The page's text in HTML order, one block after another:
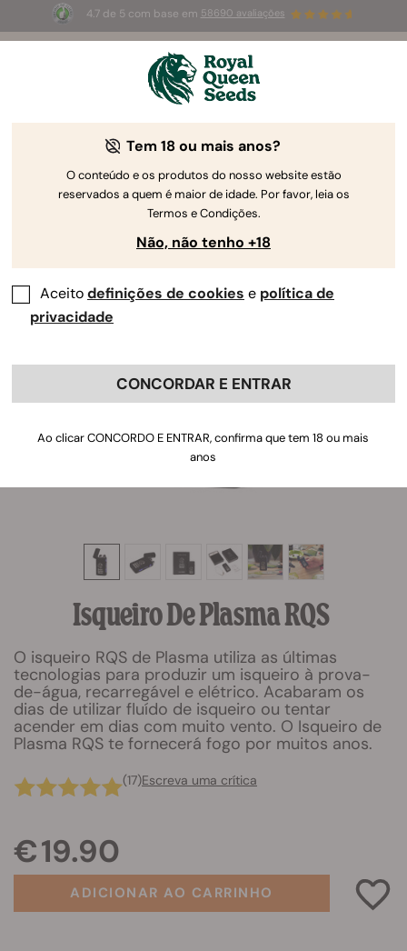
4.7 de 5 com base em 58690 avaliações
3 sementes White Widow Auto
Isqueiro De Plasma RQS
O isqueiro RQS de Plasma utiliza as últimas
tecnologias para produzir um isqueiro à prova-
de-água, recarregável e elétrico. Acabaram os
dias de utilizar fluído de isqueiro ou tentar
acender em dias com muito vento. O Isqueiro de
Plasma RQS te fornecerá fogo por muitos anos.
(17)Escreva uma crítica
€ 19.90
ADICIONAR AO CARRINHO
Tem 18 ou mais anos?
O conteúdo e os produtos do nosso website estão
reservados a quem é maior de idade. Por favor, leia os
Termos e Condições.
Não, não tenho +18
Aceitodefinições de cookies e política de
privacidade
CONCORDAR E ENTRAR
Ao clicar CONCORDO E ENTRAR, confirma que tem 18 ou mais
anos